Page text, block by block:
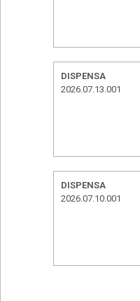
DISPENSA
2026.07.13.001
DISPENSA
2026.07.10.001